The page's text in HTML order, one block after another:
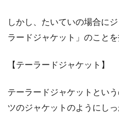
シャツの
両方の特
ばアウターと
しかし、たいていの場合に
ラードジャケット」のこと
【テーラードジャケット】
テーラードジャケットとい
ツのジャケットのようにし